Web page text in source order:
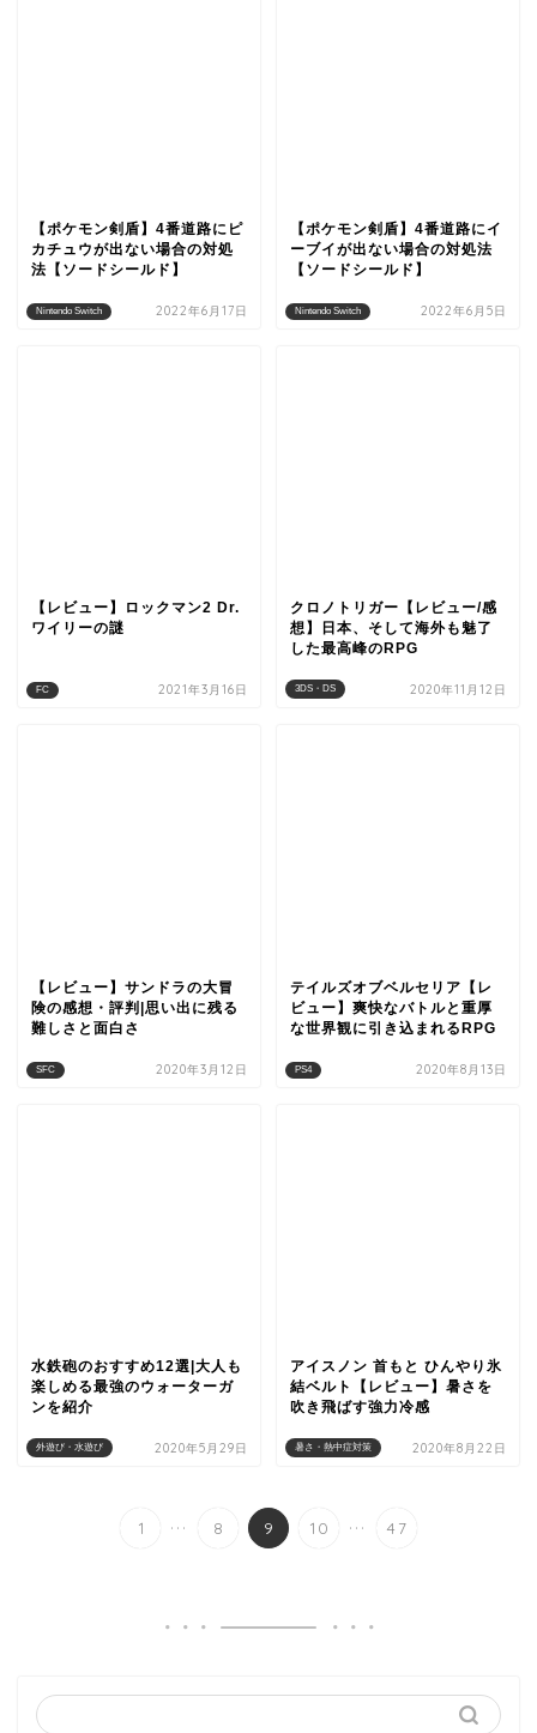
Nintendo Switch
【ポケモン剣盾】4番道路にピ
カチュウが出ない場合の対処
法【ソードシールド】
2022年6月17日 Nintendo Switch
【ポケモン剣盾】4番道路にイ
ーブイが出ない場合の対処法
【ソードシールド】
2022年6月5日
FC
【レビュー】ロックマン2 Dr.
ワイリーの謎
2021年3月16日 3DS・DS
クロノトリガー【レビュー/感
想】日本、そして海外も魅了
した最高峰のRPG
2020年11月12日
SFC
【レビュー】サンドラの大冒
険の感想・評判|思い出に残る
難しさと面白さ
2020年3月12日 PS4
テイルズオブベルセリア【レ
ビュー】爽快なバトルと重厚
な世界観に引き込まれるRPG
2020年8月13日
外遊び・水遊び
水鉄砲のおすすめ12選|大人も
楽しめる最強のウォーターガ
ンを紹介
2020年5月29日 暑さ・熱中症対策
アイスノン 首もと ひんやり氷
結ベルト【レビュー】暑さを
吹き飛ばす強力冷感
2020年8月22日
1 ... 8 9 10 ... 47